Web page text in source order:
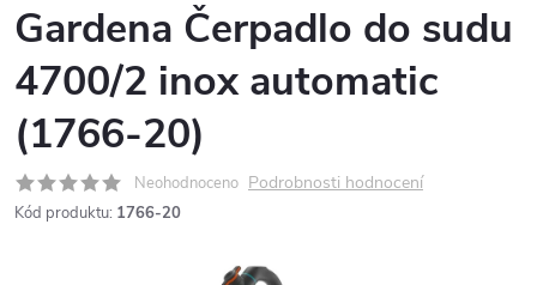
Gardena Čerpadlo do sudu
4700/2 inox automatic
(1766-20)
Neohodnoceno Podrobnosti hodnocení
Kód produktu: 1766-20